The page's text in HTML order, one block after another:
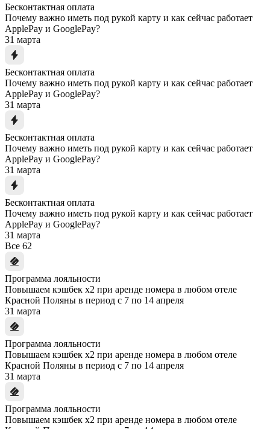
Бесконтактная оплата
Почему важно иметь под рукой карту и как сейчас работает
ApplePay и GooglePay?
31 марта
Бесконтактная оплата
Почему важно иметь под рукой карту и как сейчас работает
ApplePay и GooglePay?
31 марта
Бесконтактная оплата
Почему важно иметь под рукой карту и как сейчас работает
ApplePay и GooglePay?
31 марта
Бесконтактная оплата
Почему важно иметь под рукой карту и как сейчас работает
ApplePay и GooglePay?
31 марта
Все 62
Программа лояльности
Повышаем кэшбек x2 при аренде номера в любом отеле
Красной Поляны в период с 7 по 14 апреля
31 марта
Программа лояльности
Повышаем кэшбек x2 при аренде номера в любом отеле
Красной Поляны в период с 7 по 14 апреля
31 марта
Программа лояльности
Повышаем кэшбек x2 при аренде номера в любом отеле